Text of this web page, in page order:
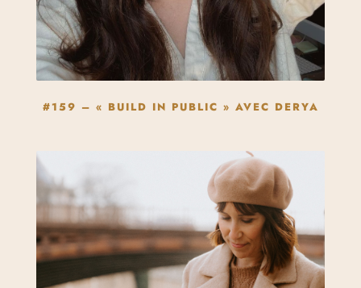
#159 – « BUILD IN PUBLIC » AVEC DERYA